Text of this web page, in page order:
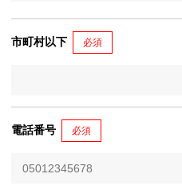
市町村以下 必須
電話番号 必須